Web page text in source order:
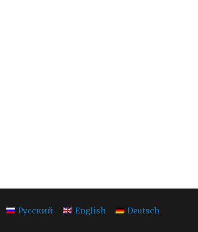
Русский English Deutsch